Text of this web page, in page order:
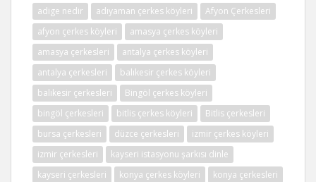
adige nedir
adıyaman çerkes köyleri
Afyon Çerkesleri
afyon çerkes köyleri
amasya çerkes köyleri
amasya çerkesleri
antalya çerkes köyleri
antalya çerkesleri
balıkesir çerkes köyleri
balıkesir çerkesleri
Bingöl çerkes köyleri
bingöl çerkesleri
bitlis çerkes köyleri
Bitlis çerkesleri
bursa çerkesleri
düzce çerkesleri
izmir çerkes köyleri
izmir çerkesleri
kayseri istasyonu şarkısı dinle
kayseri çerkesleri
konya çerkes köyleri
konya çerkesleri